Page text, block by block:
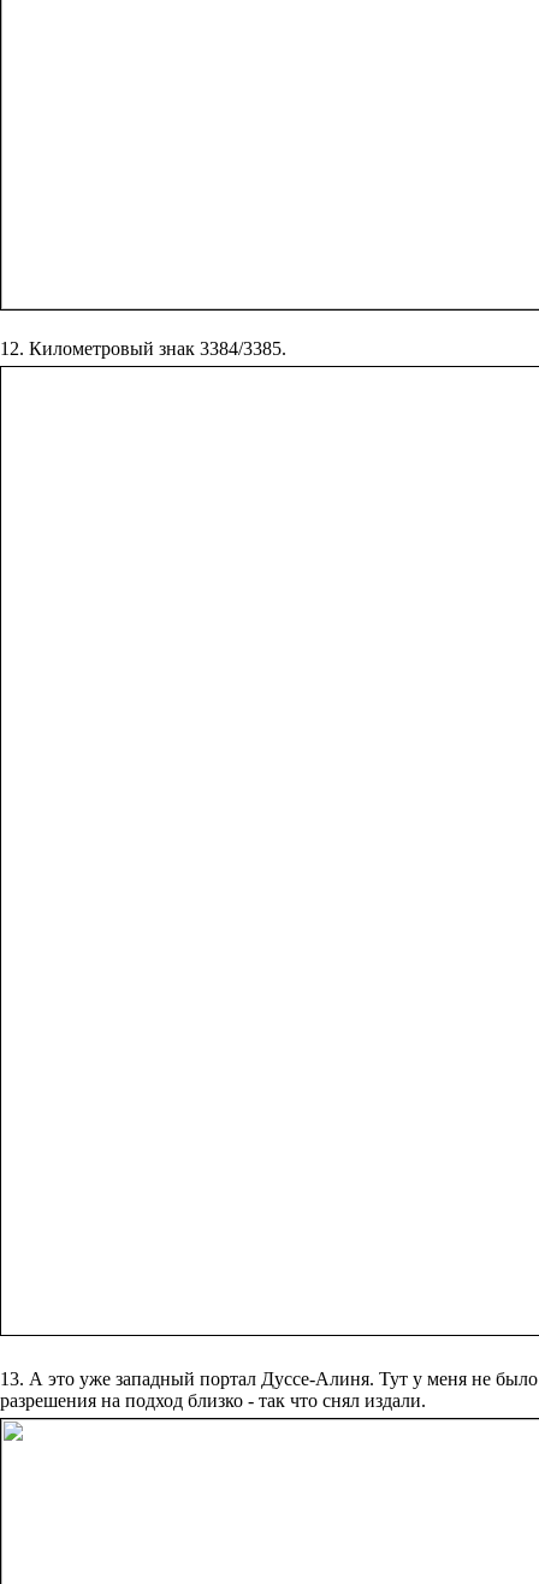
12. Километровый‏ ‎знак ‎3384/3385.
13. А ‎это‏ ‎уже ‎западный‏ ‎портал ‎Дуссе-Алиня. ‎Тут‏ ‎у‏ ‎меня ‎не‏ ‎было
‎разрешения ‎на ‎подход ‎близко‏ ‎- ‎так‏ ‎что‏ ‎снял‏ ‎издали.